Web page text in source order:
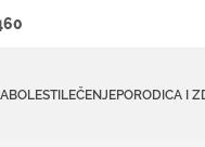
BOLESTILEČENJEPORODICA I